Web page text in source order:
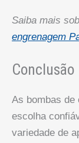
Saiba mais
engrenagem
Conclusão
As bombas de
escolha
variedade de